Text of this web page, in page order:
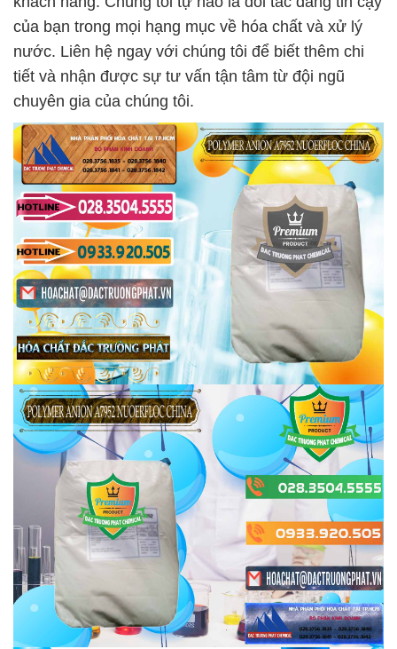
của bạn trong mọi hạng mục về hóa chất và xử lý
nước. Liên hệ ngay với chúng tôi để biết thêm chi
tiết và nhận được sự tư vấn tận tâm từ đội ngũ
chuyên gia của chúng tôi.